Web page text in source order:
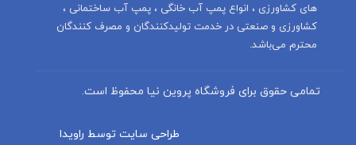
های کشاورزی ، انواع پمپ آب خانگی ، پمپ آب ساختمانی ،
کشاورزی و صنعتی در خدمت توليدكنندگان و مصرف كنندگان
محترم می‌باشد.
تمامی حقوق برای فروشگاه پروین نیا محفوظ است.
طراحی سایت توسط راویدا